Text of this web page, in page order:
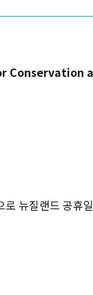
Conservation
뉴질랜드 공휴